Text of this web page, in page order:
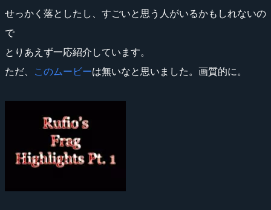
せっかく落としたし、すごいと思う人がいるかもしれないの
で
とりあえず一応紹介しています。
ただ、
このムービーは無いなと思いました。画質的に。